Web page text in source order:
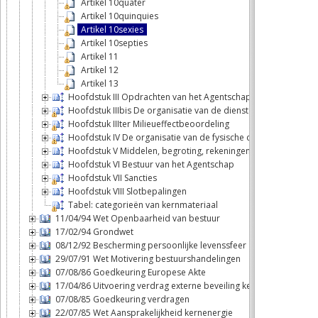
Artikel 10quater
Artikel 10quinquies
Artikel 10sexies
Artikel 10septies
Artikel 11
Artikel 12
Artikel 13
Hoofdstuk III Opdrachten van het Agentschap
Hoofdstuk IIIbis De organisatie van de dienst medische
Hoofdstuk IIIter Milieueffectbeoordeling
Hoofdstuk IV De organisatie van de fysische controle
Hoofdstuk V Middelen, begroting, rekeningen
Hoofdstuk VI Bestuur van het Agentschap
Hoofdstuk VII Sancties
Hoofdstuk VIII Slotbepalingen
Tabel: categorieën van kernmateriaal
11/04/94 Wet Openbaarheid van bestuur
17/02/94 Grondwet
08/12/92 Bescherming persoonlijke levenssfeer
29/07/91 Wet Motivering bestuurshandelingen
07/08/86 Goedkeuring Europese Akte
17/04/86 Uitvoering verdrag externe beveiling kernwapens
07/08/85 Goedkeuring verdragen
22/07/85 Wet Aansprakelijkheid kernenergie